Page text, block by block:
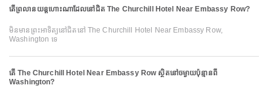
តើព្រលានយន្តហោះណាដែលនៅជិត The Churchill Hotel Near Embassy Row?
មិនមានព្រះអាទិត្យនៅជិតនៅ The Churchill Hotel Near Embassy Row,
Washington ទេ
តើ The Churchill Hotel Near Embassy Row ស្ថិតនៅចម្ងាយប៉ុន្មានពី
Washington?